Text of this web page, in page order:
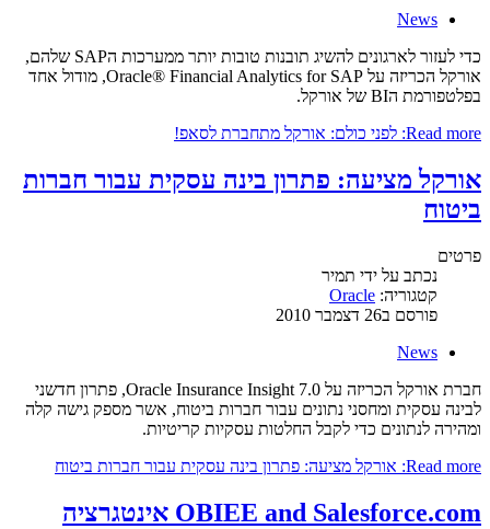
News
כדי לעזור לארגונים להשיג תובנות טובות יותר ממערכות הSAP שלהם,
אורקל הכריזה על Oracle® Financial Analytics for SAP, מודול אחד
בפלטפורמת הBI של אורקל.
Read more: לפני כולם: אורקל מתחברת לסאפ!
אורקל מציעה: פתרון בינה עסקית עבור חברות
ביטוח
פרטים
נכתב על ידי תמיר
קטגוריה: Oracle
פורסם ב26 דצמבר 2010
News
חברת אורקל הכריזה על Oracle Insurance Insight 7.0, פתרון חדשני
לבינה עסקית ומחסני נתונים עבור חברות ביטוח, אשר מספק גישה קלה
ומהירה לנתונים כדי לקבל החלטות עסקיות קריטיות.
Read more: אורקל מציעה: פתרון בינה עסקית עבור חברות ביטוח
OBIEE and Salesforce.com אינטגרציה